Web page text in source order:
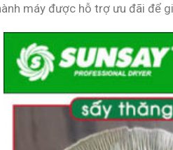
máy được hỗ trợ ưu đãi để